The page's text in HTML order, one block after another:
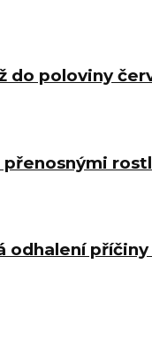
do poloviny
odhalení